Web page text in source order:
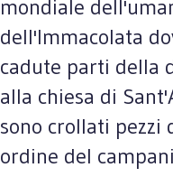
mondiale
dell'Immacolata
cadute parti della
alla chiesa di
sono crollati
ordine del